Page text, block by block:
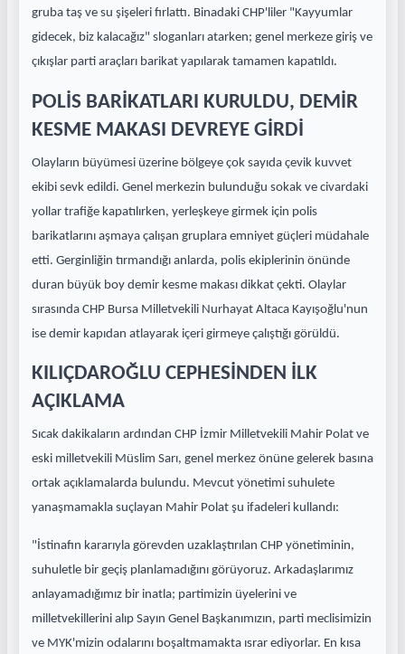
gruba taş ve su şişeleri fırlattı. Binadaki CHP'liler "Kayyumlar
gidecek, biz kalacağız" sloganları atarken; genel merkeze giriş ve
çıkışlar parti araçları barikat yapılarak tamamen kapatıldı.
POLİS BARİKATLARI KURULDU, DEMİR
KESME MAKASI DEVREYE GİRDİ
Olayların büyümesi üzerine bölgeye çok sayıda çevik kuvvet
ekibi sevk edildi. Genel merkezin bulunduğu sokak ve civardaki
yollar trafiğe kapatılırken, yerleşkeye girmek için polis
barikatlarını aşmaya çalışan gruplara emniyet güçleri müdahale
etti. Gerginliğin tırmandığı anlarda, polis ekiplerinin önünde
duran büyük boy demir kesme makası dikkat çekti. Olaylar
sırasında CHP Bursa Milletvekili Nurhayat Altaca Kayışoğlu'nun
ise demir kapıdan atlayarak içeri girmeye çalıştığı görüldü.
KILIÇDAROĞLU CEPHESİNDEN İLK
AÇIKLAMA
Sıcak dakikaların ardından CHP İzmir Milletvekili Mahir Polat ve
eski milletvekili Müslim Sarı, genel merkez önüne gelerek basına
ortak açıklamalarda bulundu. Mevcut yönetimi suhulete
yanaşmamakla suçlayan Mahir Polat şu ifadeleri kullandı:
"İstinafın kararıyla görevden uzaklaştırılan CHP yönetiminin,
suhuletle bir geçiş planlamadığını görüyoruz. Arkadaşlarımız
anlayamadığımız bir inatla; partimizin üyelerini ve
milletvekillerini alıp Sayın Genel Başkanımızın, parti meclisimizin
ve MYK'mizin odalarını boşaltmamakta ısrar ediyorlar. En kısa